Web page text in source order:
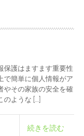
保護はますます重要性
で簡単に個人情報がア
やその家族の安全を確
のような […]
続きを読む